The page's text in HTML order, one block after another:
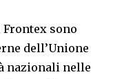
sono
dell’Unione
nazionali nelle